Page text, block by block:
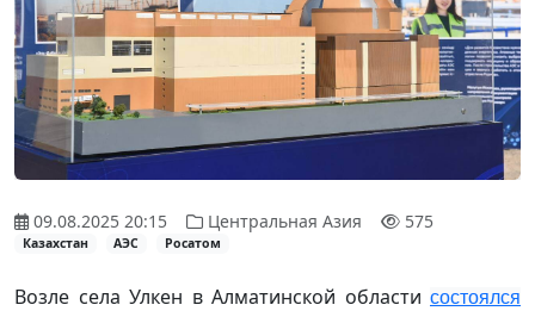
09.08.2025 20:15 Центральная Азия 575
Казахстан АЭС Росатом
Возле села Улкен в Алматинской области состоялся